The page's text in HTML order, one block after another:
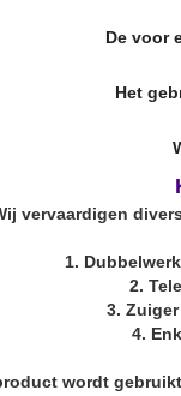
De voor
Het
vervaardigen
1.
2.
3.
4.
wordt